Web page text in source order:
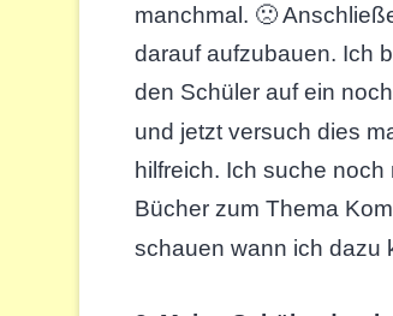
manchmal. 🙁
darauf aufzubauen. Ich
den Schüler auf ein
und jetzt versuch dies
hilfreich. Ich suche
Bücher zum Thema
schauen wann ich dazu